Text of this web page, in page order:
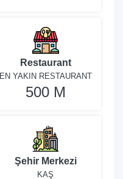
Restaurant
EN YAKIN RESTAURANT
500 M
Şehir Merkezi
KAŞ